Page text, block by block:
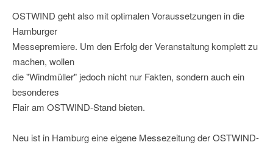
OSTWIND geht also mit optimalen Voraussetzungen in die
Hamburger
Messepremiere. Um den Erfolg der Veranstaltung komplett zu
machen, wollen
die "Windmüller" jedoch nicht nur Fakten, sondern auch ein
besonderes
Flair am OSTWIND-Stand bieten.
Neu ist in Hamburg eine eigene Messezeitung der OSTWIND-